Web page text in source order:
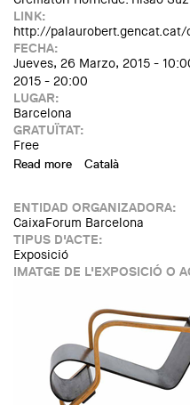
LINK:
http://
FECHA:
Jueves, 26 Marzo, 2015 -
2015 - 20:00
LUGAR:
Barcelona
GRATUÏTAT:
Free
Read more about Exposició
Català
ENTIDAD ORGANIZADORA:
CaixaForum Barcelona
TIPUS D'ACTE:
Exposició
IMATGE DE L'EXPOSICIÓ O